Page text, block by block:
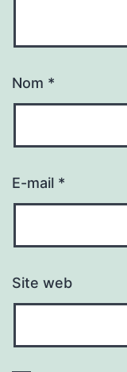
Nom *
E-mail *
Site web